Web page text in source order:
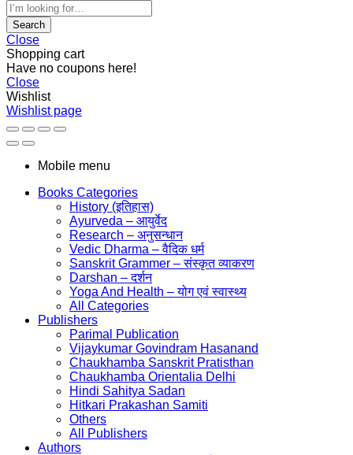
Search
Close
Shopping cart
Have no coupons here!
Close
Wishlist
Wishlist page
Mobile menu
Books Categories
History (इतिहास)
Ayurveda – आयुर्वेद
Research – अनुसन्धान
Vedic Dharma – वैदिक धर्म
Sanskrit Grammer – संस्कृत व्याकरण
Darshan – दर्शन
Yoga And Health – योग एवं स्वास्थ्य
All Categories
Publishers
Parimal Publication
Vijaykumar Govindram Hasanand
Chaukhamba Sanskrit Pratisthan
Chaukhamba Orientalia Delhi
Hindi Sahitya Sadan
Hitkari Prakashan Samiti
Others
All Publishers
Authors